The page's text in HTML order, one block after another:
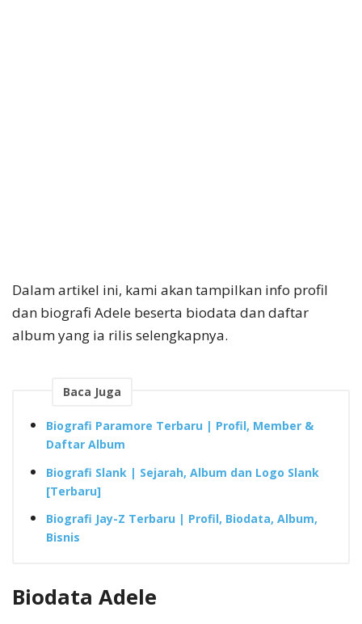
Dalam artikel ini, kami akan tampilkan info profil
dan biografi Adele beserta biodata dan daftar
album yang ia rilis selengkapnya.
Baca Juga
Biografi Paramore Terbaru | Profil, Member &
Daftar Album
Biografi Slank | Sejarah, Album dan Logo Slank
[Terbaru]
Biografi Jay-Z Terbaru | Profil, Biodata, Album,
Bisnis
Biodata Adele